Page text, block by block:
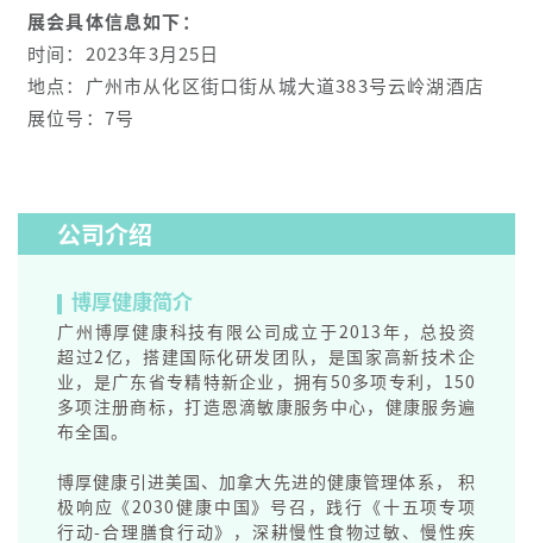
展会具体信息如下：
时间：2023年3月25日
地点：广州市从化区街口街从城大道383号云岭湖酒店
展位号：7号
公司介绍
博厚健康简介
广州博厚健康科技有限公司成立于2013年，总投资
超过2亿，搭建国际化研发团队，是国家高新技术企
业，是广东省专精特新企业，拥有50多项专利，150
多项注册商标，打造恩滴敏康服务中心，健康服务遍
布全国。
博厚健康引进美国、加拿大先进的健康管理体系， 积
极响应《2030健康中国》号召，践行《十五项专项
行动-合理膳食行动》，深耕慢性食物过敏、慢性疾